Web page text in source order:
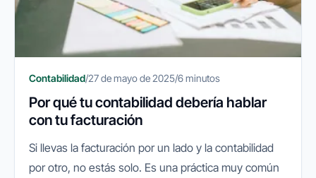
Contabilidad/27 de mayo de 2025/6 minutos
Por qué tu contabilidad debería hablar
con tu facturación
Si llevas la facturación por un lado y la contabilidad
por otro, no estás solo. Es una práctica muy común